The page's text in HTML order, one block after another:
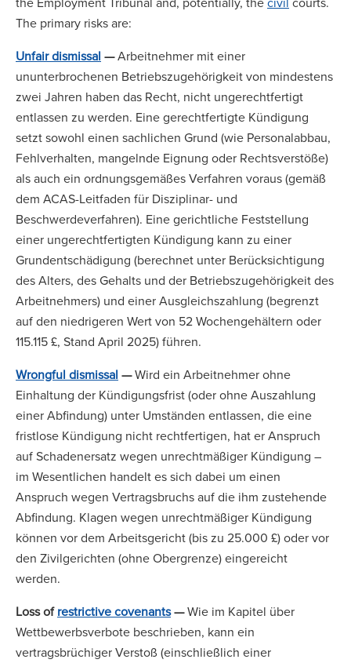
The primary risks are:
Unfair dismissal —Arbeitnehmer mit einer
ununterbrochenen Betriebszugehörigkeit von mindestens
zwei Jahren haben das Recht, nicht ungerechtfertigt
entlassen zu werden. Eine gerechtfertigte Kündigung
setzt sowohl einen sachlichen Grund (wie Personalabbau,
Fehlverhalten, mangelnde Eignung oder Rechtsverstöße)
als auch ein ordnungsgemäßes Verfahren voraus (gemäß
dem ACAS-Leitfaden für Disziplinar- und
Beschwerdeverfahren). Eine gerichtliche Feststellung
einer ungerechtfertigten Kündigung kann zu einer
Grundentschädigung (berechnet unter Berücksichtigung
des Alters, des Gehalts und der Betriebszugehörigkeit des
Arbeitnehmers) und einer Ausgleichszahlung (begrenzt
auf den niedrigeren Wert von 52 Wochengehältern oder
115.115 £, Stand April 2025) führen.
Wrongful dismissal —Wird ein Arbeitnehmer ohne
Einhaltung der Kündigungsfrist (oder ohne Auszahlung
einer Abfindung) unter Umständen entlassen, die eine
fristlose Kündigung nicht rechtfertigen, hat er Anspruch
auf Schadenersatz wegen unrechtmäßiger Kündigung –
im Wesentlichen handelt es sich dabei um einen
Anspruch wegen Vertragsbruchs auf die ihm zustehende
Abfindung. Klagen wegen unrechtmäßiger Kündigung
können vor dem Arbeitsgericht (bis zu 25.000 £) oder vor
den Zivilgerichten (ohne Obergrenze) eingereicht
werden.
Loss ofrestrictive covenants—Wie im Kapitel über
Wettbewerbsverbote beschrieben, kann ein
vertragsbrüchiger Verstoß (einschließlich einer